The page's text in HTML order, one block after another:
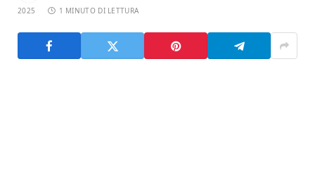
2025 1 MINUTO DI LETTURA